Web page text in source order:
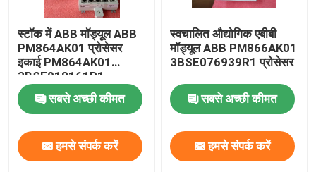
स्टॉक में ABB मॉड्यूल ABB
PM864AK01 प्रोसेसर
इकाई PM864AK01
3BSE018161R1
सबसे अच्छी कीमत
हमसे संपर्क करें
स्वचालित औद्योगिक एबीबी
मॉड्यूल ABB PM866AK01
3BSE076939R1 प्रोसेसर
सबसे अच्छी कीमत
हमसे संपर्क करें